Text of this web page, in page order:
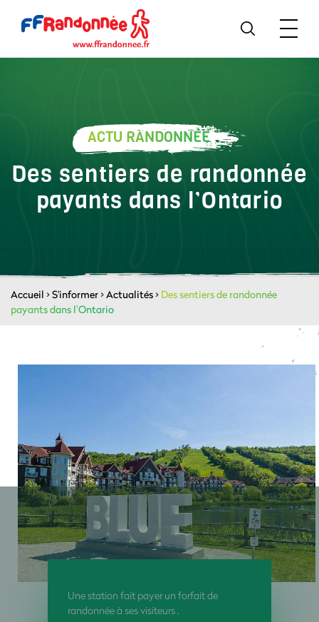
ACTU RANDONNÉE
Des sentiers de randonnée
payants dans l’Ontario
Accueil >S'informer>Actualités> Des sentiers de randonnée
payants dans l’Ontario
Une station fait payer un forfait de
randonnée à ses visiteurs .